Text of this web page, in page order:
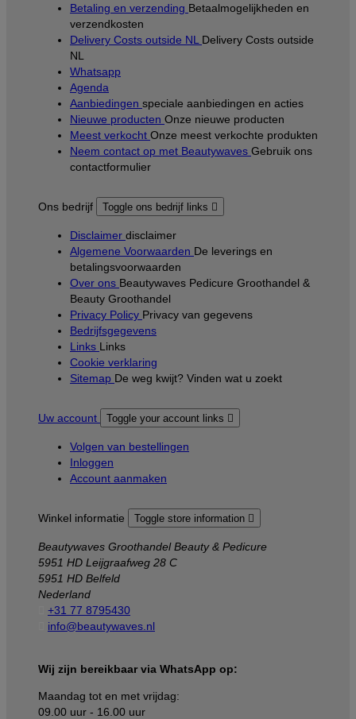
Betaling en verzending Betaalmogelijkheden en
verzendkosten
Delivery Costs outside NL Delivery Costs outside
NL
Whatsapp
Agenda
Aanbiedingen speciale aanbiedingen en acties
Nieuwe producten Onze nieuwe producten
Meest verkocht Onze meest verkochte produkten
Neem contact op met Beautywaves Gebruik ons
contactformulier
Ons bedrijf Toggle ons bedrijf links 
Disclaimer disclaimer
Algemene Voorwaarden De leverings en
betalingsvoorwaarden
Over ons Beautywaves Pedicure Groothandel &
Beauty Groothandel
Privacy Policy Privacy van gegevens
Bedrijfsgegevens
Links Links
Cookie verklaring
Sitemap De weg kwijt? Vinden wat u zoekt
Uw account Toggle your account links 
Volgen van bestellingen
Inloggen
Account aanmaken
Winkel informatie Toggle store information 
Beautywaves Groothandel Beauty & Pedicure
5951 HD Leijgraafweg 28 C
5951 HD Belfeld
Nederland
+31 77 8795430
info@beautywaves.nl
Wij zijn bereikbaar via WhatsApp op:
Maandag tot en met vrijdag:
09.00 uur - 16.00 uur